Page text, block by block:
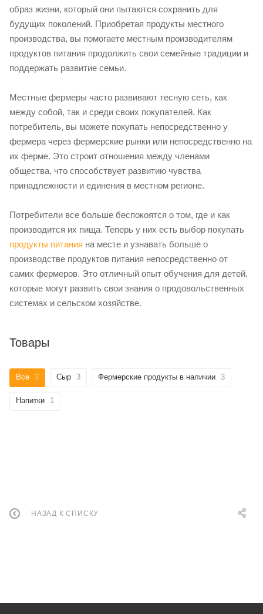
образ жизни, который они пытаются сохранить для
будущих поколений. Приобретая продукты местного
производства, вы помогаете местным производителям
продуктов питания продолжить свои семейные традиции и
поддержать развитие семьи.
Местные фермеры часто развивают тесную сеть, как
между собой, так и среди своих покупателей. Как
потребитель, вы можете покупать непосредственно у
фермера через фермерские рынки или непосредственно на
их ферме. Это строит отношения между членами
общества, что способствует развитию чувства
принадлежности и единения в местном регионе.
Потребители все больше беспокоятся о том, где и как
производится их пища. Теперь у них есть выбор покупать
продукты питания на месте и узнавать больше о
производстве продуктов питания непосредственно от
самих фермеров. Это отличный опыт обучения для детей,
которые могут развить свои знания о продовольственных
системах и сельском хозяйстве.
Товары
Все 3 Сыр 3 Фермерские продукты в наличии 3
Напитки 1
НАЗАД К СПИСКУ